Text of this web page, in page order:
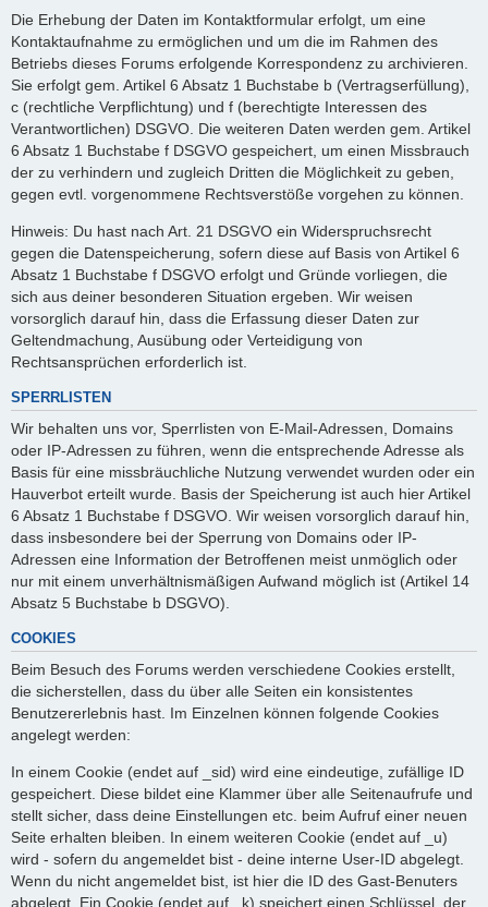
Die Erhebung der Daten im Kontaktformular erfolgt, um eine
Kontaktaufnahme zu ermöglichen und um die im Rahmen des
Betriebs dieses Forums erfolgende Korrespondenz zu archivieren.
Sie erfolgt gem. Artikel 6 Absatz 1 Buchstabe b (Vertragserfüllung),
c (rechtliche Verpflichtung) und f (berechtigte Interessen des
Verantwortlichen) DSGVO. Die weiteren Daten werden gem. Artikel
6 Absatz 1 Buchstabe f DSGVO gespeichert, um einen Missbrauch
der zu verhindern und zugleich Dritten die Möglichkeit zu geben,
gegen evtl. vorgenommene Rechtsverstöße vorgehen zu können.
Hinweis: Du hast nach Art. 21 DSGVO ein Widerspruchsrecht
gegen die Datenspeicherung, sofern diese auf Basis von Artikel 6
Absatz 1 Buchstabe f DSGVO erfolgt und Gründe vorliegen, die
sich aus deiner besonderen Situation ergeben. Wir weisen
vorsorglich darauf hin, dass die Erfassung dieser Daten zur
Geltendmachung, Ausübung oder Verteidigung von
Rechtsansprüchen erforderlich ist.
SPERRLISTEN
Wir behalten uns vor, Sperrlisten von E-Mail-Adressen, Domains
oder IP-Adressen zu führen, wenn die entsprechende Adresse als
Basis für eine missbräuchliche Nutzung verwendet wurden oder ein
Hauverbot erteilt wurde. Basis der Speicherung ist auch hier Artikel
6 Absatz 1 Buchstabe f DSGVO. Wir weisen vorsorglich darauf hin,
dass insbesondere bei der Sperrung von Domains oder IP-
Adressen eine Information der Betroffenen meist unmöglich oder
nur mit einem unverhältnismäßigen Aufwand möglich ist (Artikel 14
Absatz 5 Buchstabe b DSGVO).
COOKIES
Beim Besuch des Forums werden verschiedene Cookies erstellt,
die sicherstellen, dass du über alle Seiten ein konsistentes
Benutzererlebnis hast. Im Einzelnen können folgende Cookies
angelegt werden:
In einem Cookie (endet auf _sid) wird eine eindeutige, zufällige ID
gespeichert. Diese bildet eine Klammer über alle Seitenaufrufe und
stellt sicher, dass deine Einstellungen etc. beim Aufruf einer neuen
Seite erhalten bleiben. In einem weiteren Cookie (endet auf _u)
wird - sofern du angemeldet bist - deine interne User-ID abgelegt.
Wenn du nicht angemeldet bist, ist hier die ID des Gast-Benuters
abgelegt. Ein Cookie (endet auf _k) speichert einen Schlüssel, der